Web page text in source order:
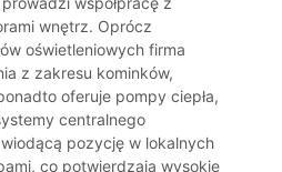
wnętrz. Oprócz
oświetleniowych firma
z zakresu kominków,
oferuje pompy ciepła,
centralnego
pozycję w lokalnych
co potwierdzają wysokie